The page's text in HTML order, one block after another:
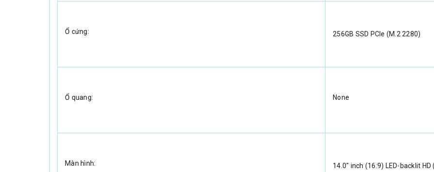
Ổ cứng: 256GB SSD PCIe (M.2 2280)
Ổ quang: None
Màn hình: 14.0" inch (16:9) LED-backlit